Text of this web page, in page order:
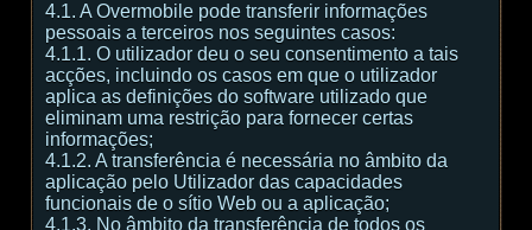
4.1. A Overmobile pode transferir informações
pessoais a terceiros nos seguintes casos:
4.1.1. O utilizador deu o seu consentimento a tais
acções, incluindo os casos em que o utilizador
aplica as definições do software utilizado que
eliminam uma restrição para fornecer certas
informações;
4.1.2. A transferência é necessária no âmbito da
aplicação pelo Utilizador das capacidades
funcionais de o sítio Web ou a aplicação;
4.1.3. No âmbito da transferência de todos os